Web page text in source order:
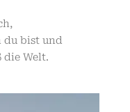
du bist und
die Welt.